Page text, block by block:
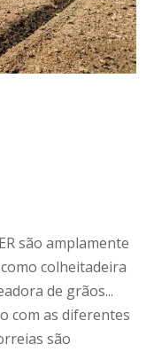
são amplamente
colheitadeira
de grãos...
com as diferentes
são